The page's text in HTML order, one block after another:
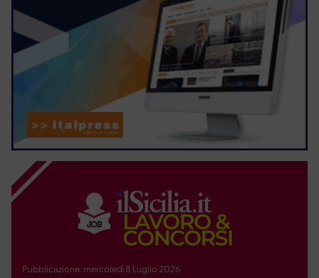
Pubblicazione: mercoledì 8 Luglio 2026